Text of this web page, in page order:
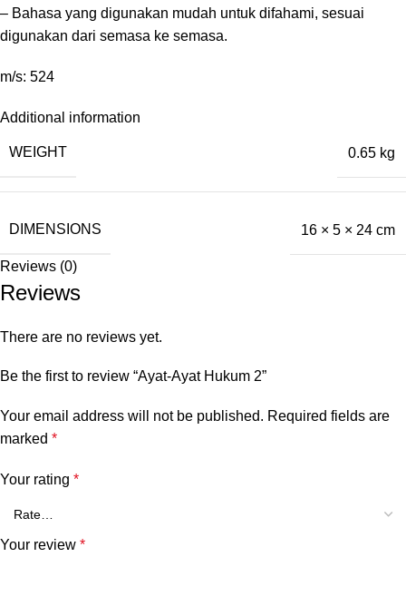
– Bahasa yang digunakan mudah untuk difahami, sesuai
digunakan dari semasa ke semasa.
m/s: 524
Additional information
WEIGHT 0.65 kg
DIMENSIONS 16 × 5 × 24 cm
Reviews (0)
Reviews
There are no reviews yet.
Be the first to review “Ayat-Ayat Hukum 2”
Your email address will not be published. Required fields are
marked *
Your rating *
Your review *